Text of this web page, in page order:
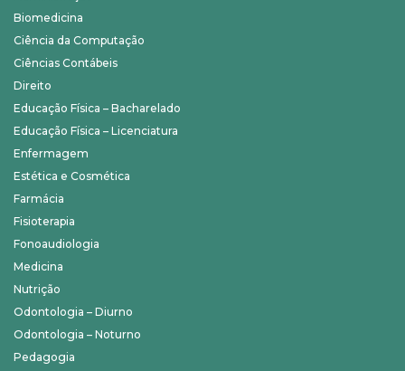
Biomedicina
Ciência da Computação
Ciências Contábeis
Direito
Educação Física – Bacharelado
Educação Física – Licenciatura
Enfermagem
Estética e Cosmética
Farmácia
Fisioterapia
Fonoaudiologia
Medicina
Nutrição
Odontologia – Diurno
Odontologia – Noturno
Pedagogia